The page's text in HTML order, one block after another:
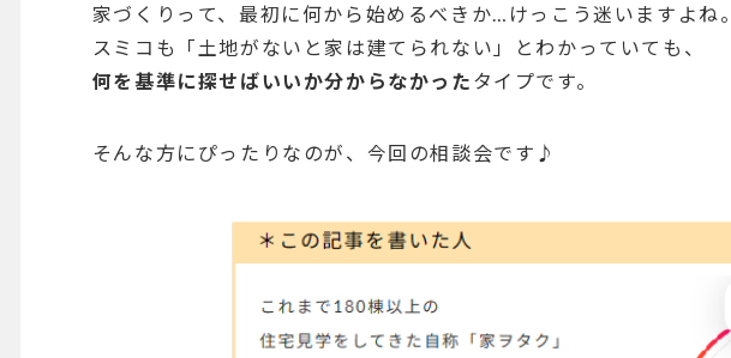
家づくりって、最初に何から始めるべきか…けっこう迷いますよね。
スミコも「土地がないと家は建てられない」とわかっていても、
何を基準に探せばいいか分からなかった タイプです。
そんな方にぴったりなのが、今回の相談会です♪